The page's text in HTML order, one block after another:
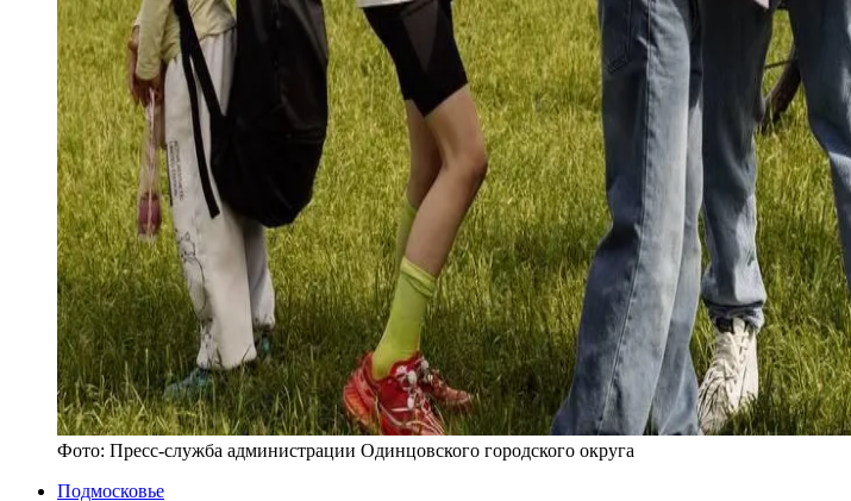
Фото: Пресс-служба администрации Одинцовского городского округа
Подмосковье